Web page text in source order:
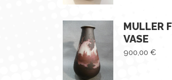
MULLER
VASE
900,00 €